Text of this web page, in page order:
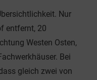
Nur
entfernt, 20
Westen Osten,
Bei
gleich zwei von